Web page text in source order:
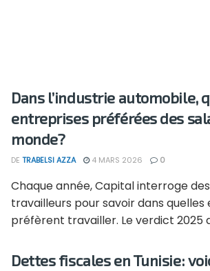
Dans l’industrie automobile,
entreprises préférées des
monde?
DE TRABELSI AZZA 4 MARS 2026 0
Chaque année, Capital interroge
travailleurs pour savoir dans quelles
préfèrent travailler. Le verdict 2025
Dettes fiscales en Tunisie: